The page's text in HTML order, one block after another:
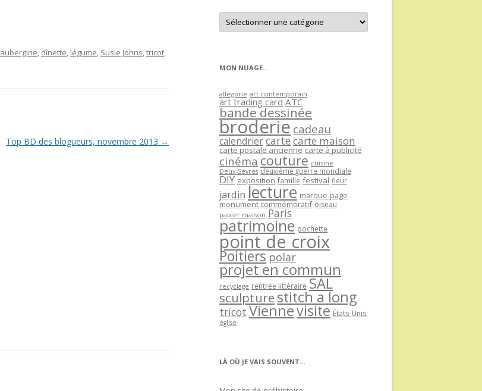
aubergine, dînette, légume, Susie Johns,tricot,
Top BD des blogueurs, novembre 2013 →
Retrouver
les
articles
MON NUAGE…
allégorie art contemporain
art trading card ATC
bande dessinée
broderie cadeau
calendriercartecarte maison
carte postale ancienne carte à publicité
cinéma couture cuisine
Deux-Sèvres deuxième guerre mondiale
DIY exposition famille festival fleur
jardin lecture marque-page
monument commémoratif oiseau
papier maison Paris
patrimoine pochette
point de croix
Poitiers polar
projet en commun
recyclage rentrée littéraire SAL
sculpture stitch a long
tricot Viennevisite États-Unis
église
LÀ OÙ JE VAIS SOUVENT…